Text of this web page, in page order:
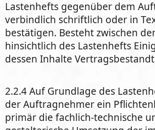
Lastenhefts gegenüber dem
verbindlich schriftlich oder in
bestätigen. Besteht zwischen
hinsichtlich des Lastenhefts
dessen Inhalte
2.2.4 Auf Grundlage des
der Auftragnehmer ein
primär die fachlich-technische